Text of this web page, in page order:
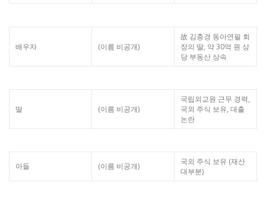
배우자 (이름 비공개)
故 김충경 동아연필 회
장의 딸, 약 30억 원 상
당 부동산 상속
딸 (이름 비공개)
국립외교원 근무 경력,
국외 주식 보유, 대출
논란
아들 (이름 비공개)
국외 주식 보유 (재산
대부분)